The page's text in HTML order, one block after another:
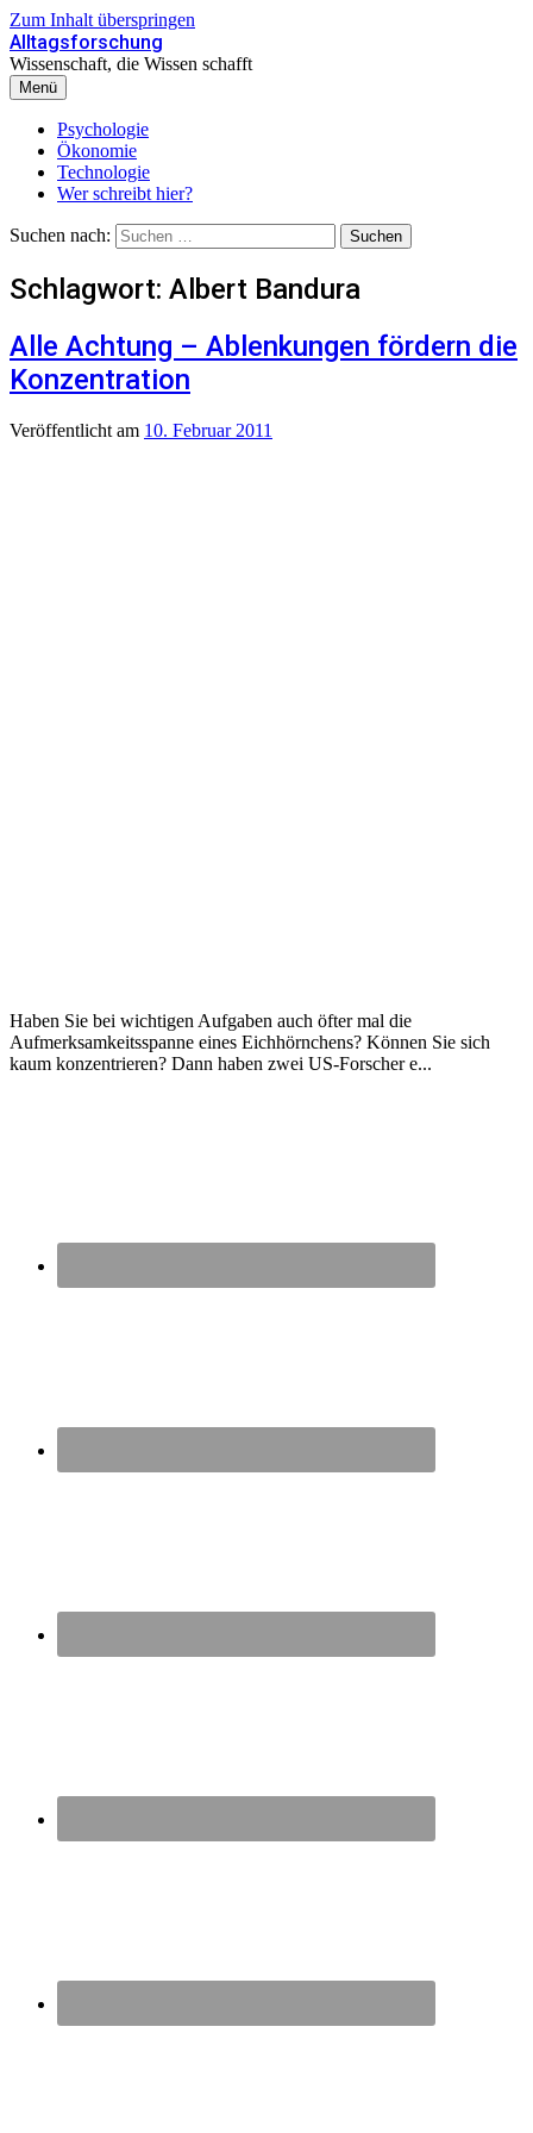
Zum Inhalt überspringen
Alltagsforschung
Wissenschaft, die Wissen schafft
Menü
Psychologie
Ökonomie
Technologie
Wer schreibt hier?
Suchen nach:
Schlagwort: Albert Bandura
Alle Achtung – Ablenkungen fördern die
Konzentration
Veröffentlicht am 10. Februar 2011
Haben Sie bei wichtigen Aufgaben auch öfter mal die
Aufmerksamkeitsspanne eines Eichhörnchens? Können Sie sich
kaum konzentrieren? Dann haben zwei US-Forscher e...